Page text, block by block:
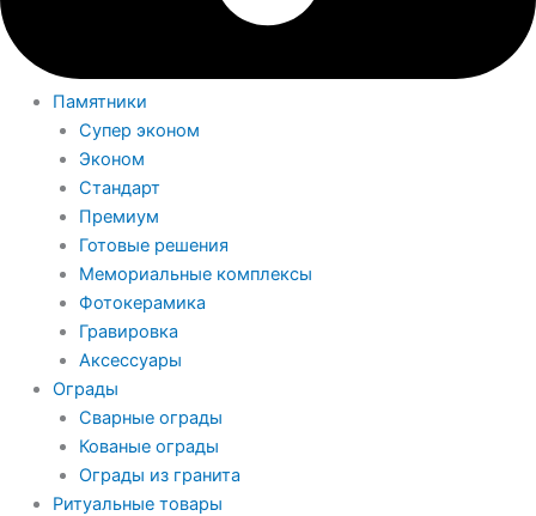
Памятники
Супер эконом
Эконом
Стандарт
Премиум
Готовые решения
Мемориальные комплексы
Фотокерамика
Гравировка
Аксессуары
Ограды
Сварные ограды
Кованые ограды
Ограды из гранита
Ритуальные товары